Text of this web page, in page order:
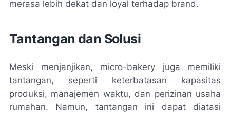
merasa lebih dekat dan loyal terhadap brand.
Tantangan dan Solusi
Meski menjanjikan, micro-bakery juga memiliki
tantangan, seperti keterbatasan kapasitas
produksi, manajemen waktu, dan perizinan usaha
rumahan. Namun, tantangan ini dapat diatasi